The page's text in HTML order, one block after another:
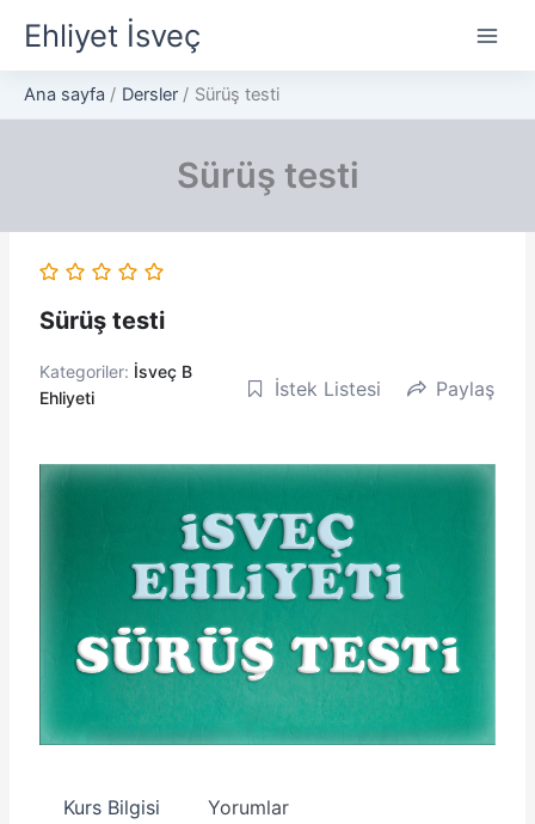
atlaEhliyet İsveç
Ana sayfa Dersler Sürüş testi
Sürüş testi
Sürüş testi
Kategoriler: İsveç B
Ehliyeti
İstek Listesi Paylaş
Kurs Bilgisi Yorumlar